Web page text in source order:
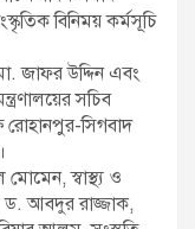
বিনিময় কর্মসূচি
জাফর উদ্দিন এবং
সচিব
রোহানপুর-সিগবাদ
স্বাস্থ্য ও
ড. আবদুর রাজ্জাক,